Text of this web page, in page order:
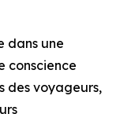
dans une
conscience
des voyageurs,